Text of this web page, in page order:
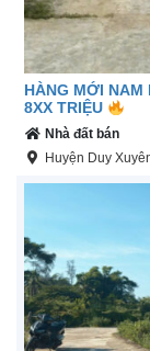
HÀNG MỚI
8XX TRIỆU
Nhà đất bán
Huyện Duy